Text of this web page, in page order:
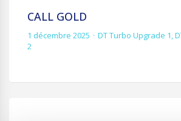
CALL GOLD
1 décembre 2025 DT Turbo Upgrade 1,
2